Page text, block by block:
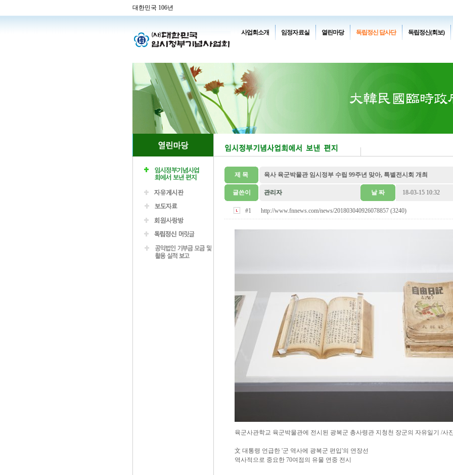
대한민국 106년
사업회소개 임정자료실 열린마당 독립정신 답사단 독립정신(회보)
제 목 육사 육군박물관 임시정부 수립 99주년 맞아, 특별전시회 개최
글쓴이 관리자 날 짜 18-03-15 10:32
#1 http://www.fnnews.com/news/201803040926078857 (3240)
육군사관학교 육군박물관에 전시된 광복군 총사령관 지청천 장군의 자유일기 /사
文 대통령 언급한 '군 역사에 광복군 편입'의 연장선
역사적으로 중요한 70여점의 유물 연중 전시